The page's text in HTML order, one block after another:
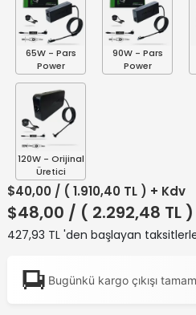
65W - Pars
Power
90W - Pars
Power
120W - Orijinal
Üretici
$40,00 / ( 1.910,40 TL ) + Kdv
$48,00 / ( 2.292,48 TL
427,93 TL 'den başlayan
Bugünkü kargo çıkışı